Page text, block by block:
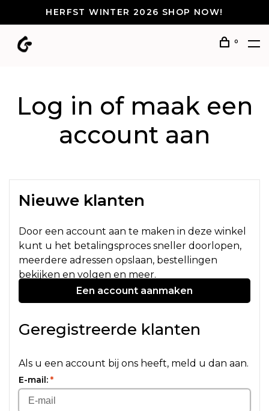
HERFST WINTER 2026 SHOP NOW!
0
Log in of maak een
account aan
Nieuwe klanten
Door een account aan te maken in deze winkel
kunt u het betalingsproces sneller doorlopen,
meerdere adressen opslaan, bestellingen
bekijken en volgen en meer.
Een account aanmaken
Geregistreerde klanten
Als u een account bij ons heeft, meld u dan aan.
E-mail: *